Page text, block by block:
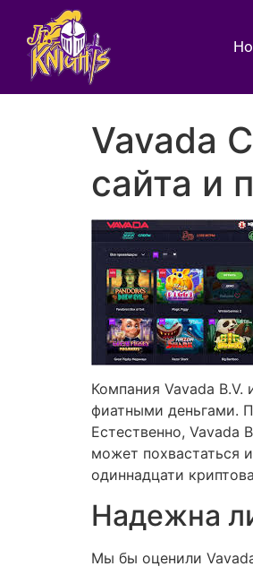
Vavada
сайта и
Компания Vavada
фиатными деньгами.
Естественно, Vavada
может похвастаться
одиннадцати
Надежна
Мы бы оценили